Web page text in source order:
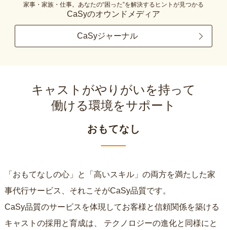
家事・家族・仕事。あなたの“困った”を解決するヒントが見つかる
CaSyのオウンドメディア
CaSyジャーナル
キャストがやりがいを持って
働ける環境をサポート
おもてなし
「おもてなしの心」と「高いスキル」の両方を満たした家
事代行サービス、それこそがCaSy品質です。
CaSy品質のサービスを体現してお客様と信頼関係を築ける
キャストの採用と育成は、